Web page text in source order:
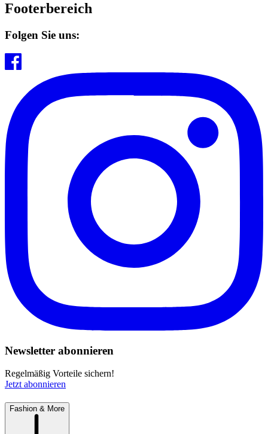
Footerbereich
Folgen Sie uns:
Newsletter abonnieren
Regelmäßig Vorteile sichern!
Jetzt abonnieren
Fashion & More